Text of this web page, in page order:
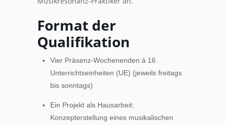
Format der
Qualifikation
Vier Präsenz-Wochenenden à 16
Unterrichtseinheiten (UE) (jeweils freitags
bis sonntags)
Ein Projekt als Hausarbeit:
Konzepterstellung eines musikalischen